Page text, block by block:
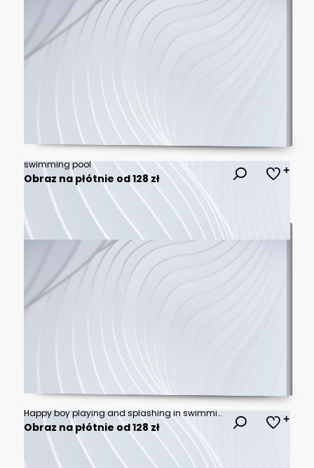
swimming pool
Obraz na płótnie od 128 zł
Happy boy playing and splashing in swimming pool
Obraz na płótnie od 128 zł